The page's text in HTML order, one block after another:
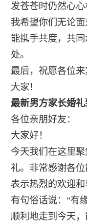
发苍苍时仍然心心
我希望你们无论
能携手共度，共
处。
最后，祝愿各位
大家！
最新男方家长婚
各位亲朋好友：
大家好！
今天我们在这里
礼。非常感谢各
表示热烈的欢迎和
有句俗话说：“有
顺利地走到今天